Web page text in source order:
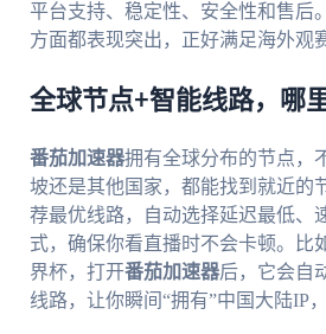
平台支持、稳定性、安全性和售后。
方面都表现突出，正好满足海外观
全球节点+智能线路，哪
番茄加速器拥有全球分布的节点，
坡还是其他国家，都能找到就近的
荐最优线路，自动选择延迟最低、
式，确保你看直播时不会卡顿。比
界杯，打开番茄加速器后，它会自
线路，让你瞬间“拥有”中国大陆IP